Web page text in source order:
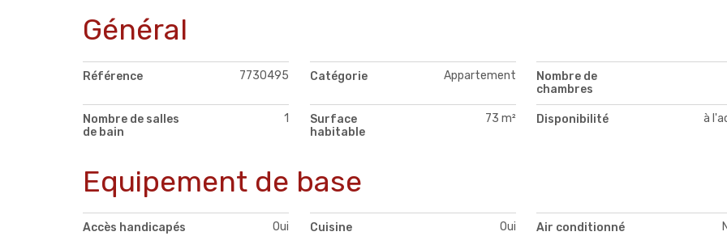
Général
Référence 7730495 Catégorie Appartement
Nombre de
chambres
Nombre de salles
de bain
1
Surface
habitable
73 m² Disponibilité à
Equipement de base
Accès handicapés Oui Cuisine Oui Air conditionné